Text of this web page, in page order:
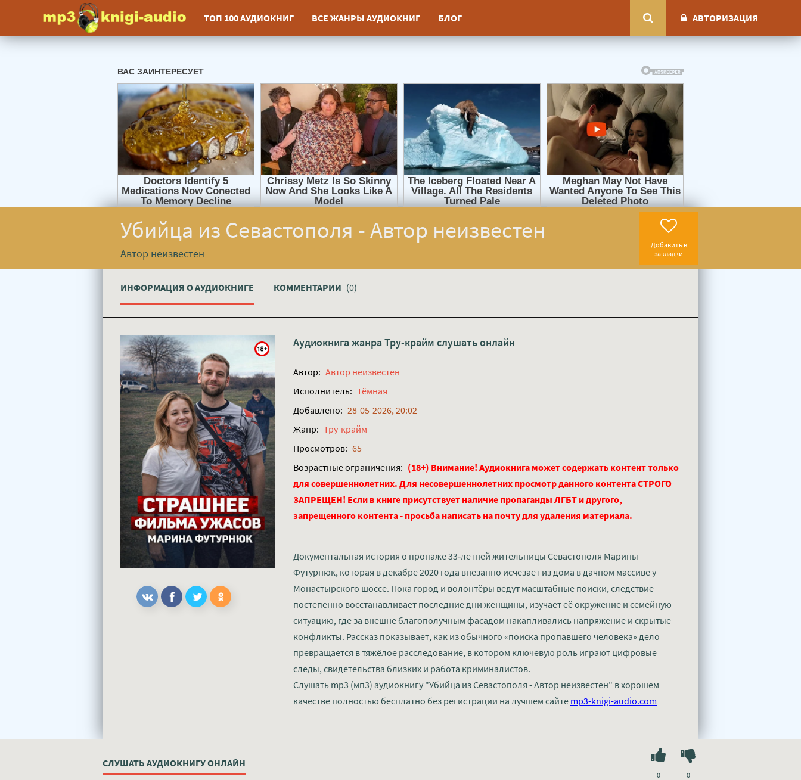
ТОП 100 АУДИОКНИГ ВСЕ ЖАНРЫ АУДИОКНИГ БЛОГ АВТОРИЗАЦИЯ
Убийца из Севастополя - Автор неизвестен
Автор неизвестен
Добавить в
закладки
ИНФОРМАЦИЯ О АУДИОКНИГЕ КОММЕНТАРИИ (0)
Аудиокнига жанра Тру-крайм слушать онлайн
Автор: Автор неизвестен
Исполнитель: Тёмная
Добавлено: 28-05-2026, 20:02
Жанр: Тру-крайм
Просмотров: 65
Возрастные ограничения: (18+) Внимание! Аудиокнига может содержать контент только
для совершеннолетних. Для несовершеннолетних просмотр данного контента СТРОГО
ЗАПРЕЩЕН! Если в книге присутствует наличие пропаганды ЛГБТ и другого,
запрещенного контента - просьба написать на почту для удаления материала.
Документальная история о пропаже 33‑летней жительницы Севастополя Марины
Футурнюк, которая в декабре 2020 года внезапно исчезает из дома в дачном массиве у
Монастырского шоссе. Пока город и волонтёры ведут масштабные поиски, следствие
постепенно восстанавливает последние дни женщины, изучает её окружение и семейную
ситуацию, где за внешне благополучным фасадом накапливались напряжение и скрытые
конфликты. Рассказ показывает, как из обычного «поиска пропавшего человека» дело
превращается в тяжёлое расследование, в котором ключевую роль играют цифровые
следы, свидетельства близких и работа криминалистов.
Слушать mp3 (мп3) аудиокнигу "Убийца из Севастополя - Автор неизвестен" в хорошем
качестве полностью бесплатно без регистрации на лучшем сайте mp3-knigi-audio.com
СЛУШАТЬ АУДИОКНИГУ ОНЛАЙН
0 0